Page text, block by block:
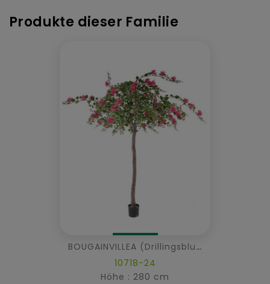
Produkte dieser Familie
BOUGAINVILLEA (Drillingsblume) TREE
10718-24
Höhe : 280 cm